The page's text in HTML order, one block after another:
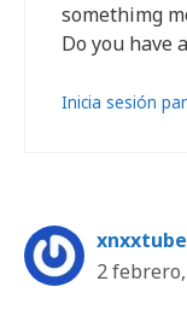
somethimg
Do you have
Inicia sesión
2